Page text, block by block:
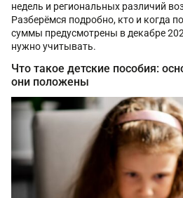
недель и региональных различий
Разберёмся подробно, кто и когда
суммы предусмотрены в декабре
нужно учитывать.
Что такое детские пособия:
они положены